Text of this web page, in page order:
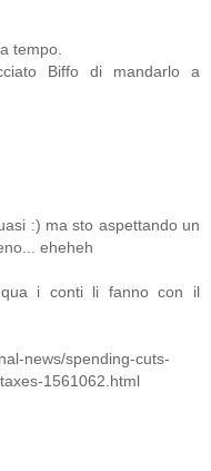
tempo.
Biffo di mandarlo a
:) ma sto aspettando un
eheheh
i conti li fanno con il
news/spending-cuts-
1561062.html